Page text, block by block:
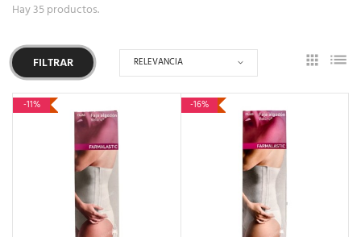
Hay 35 productos.
FILTRAR RELEVANCIA
-11% -16%